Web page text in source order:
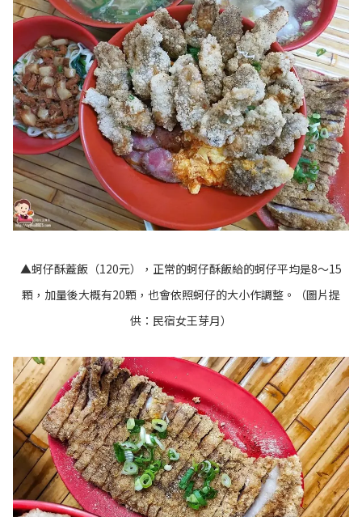
▲蚵仔酥蓋飯（120元），正常的蚵仔酥飯給的蚵仔平均是8～15
顆，加量後大概有20顆，也會依照蚵仔的大小作調整。（圖片提
供：民宿女王芽月）